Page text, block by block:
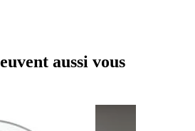
aussi vous